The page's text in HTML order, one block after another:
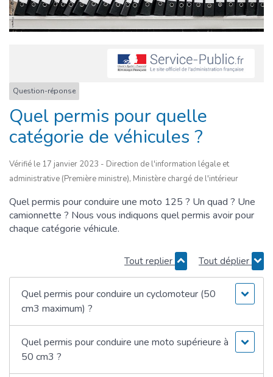
Question-réponse
Quel permis pour quelle
catégorie de véhicules ?
Vérifié le 17 janvier 2023 - Direction de l'information légale et
administrative (Première ministre), Ministère chargé de l'intérieur
Quel permis pour conduire une moto 125 ? Un quad ? Une
camionnette ? Nous vous indiquons quel permis avoir pour
chaque catégorie véhicule.
Tout replier Tout déplier
Quel permis pour conduire un cyclomoteur (50
cm3 maximum) ?
Quel permis pour conduire une moto supérieure à
50 cm3 ?